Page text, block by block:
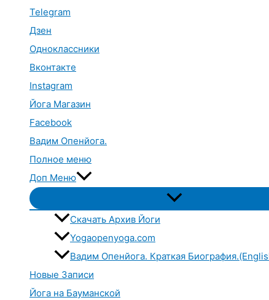
Telegram
Дзен
Одноклассники
Вконтакте
Instagram
Йога Магазин
Facebook
Вадим Опенйога.
Полное меню
Доп Меню
Переключатель
меню
Скачать Архив Йоги
Yogaopenyoga.com
Вадим Опенйога. Краткая
Новые Записи
Йога на Бауманской